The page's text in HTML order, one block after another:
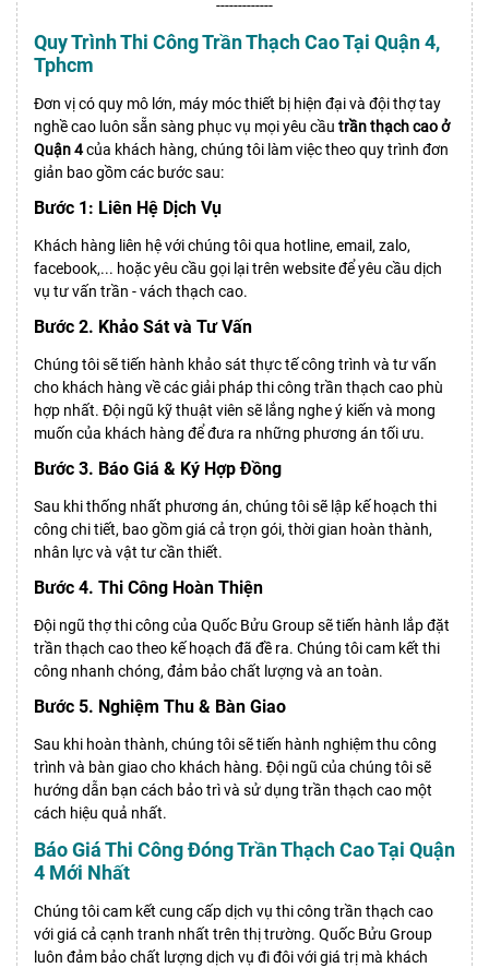
-------------
Quy Trình Thi Công Trần Thạch Cao Tại Quận 4,
Tphcm
Đơn vị có quy mô lớn, máy móc thiết bị hiện đại và đội thợ tay
nghề cao luôn sẵn sàng phục vụ mọi yêu cầu trần thạch cao ở
Quận 4của khách hàng, chúng tôi làm việc theo quy trình đơn
giản bao gồm các bước sau:
Bước 1: Liên Hệ Dịch Vụ
Khách hàng liên hệ với chúng tôi qua hotline, email, zalo,
facebook,... hoặc yêu cầu gọi lại trên website để yêu cầu dịch
vụ tư vấn trần - vách thạch cao.
Bước 2. Khảo Sát và Tư Vấn
Chúng tôi sẽ tiến hành khảo sát thực tế công trình và tư vấn
cho khách hàng về các giải pháp thi công trần thạch cao phù
hợp nhất. Đội ngũ kỹ thuật viên sẽ lắng nghe ý kiến và mong
muốn của khách hàng để đưa ra những phương án tối ưu.
Bước 3. Báo Giá & Ký Hợp Đồng
Sau khi thống nhất phương án, chúng tôi sẽ lập kế hoạch thi
công chi tiết, bao gồm giá cả trọn gói, thời gian hoàn thành,
nhân lực và vật tư cần thiết.
Bước 4. Thi Công Hoàn Thiện
Đội ngũ thợ thi công của Quốc Bửu Group sẽ tiến hành lắp đặt
trần thạch cao theo kế hoạch đã đề ra. Chúng tôi cam kết thi
công nhanh chóng, đảm bảo chất lượng và an toàn.
Bước 5. Nghiệm Thu & Bàn Giao
Sau khi hoàn thành, chúng tôi sẽ tiến hành nghiệm thu công
trình và bàn giao cho khách hàng. Đội ngũ của chúng tôi sẽ
hướng dẫn bạn cách bảo trì và sử dụng trần thạch cao một
cách hiệu quả nhất.
Báo Giá Thi Công Đóng Trần Thạch Cao Tại Quận
4 Mới Nhất
Chúng tôi cam kết cung cấp dịch vụ thi công trần thạch cao
với giá cả cạnh tranh nhất trên thị trường. Quốc Bửu Group
luôn đảm bảo chất lượng dịch vụ đi đôi với giá trị mà khách